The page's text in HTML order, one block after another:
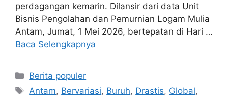
perdagangan kemarin. Dilansir dari data Unit
Bisnis Pengolahan dan Pemurnian Logam Mulia
Antam, Jumat, 1 Mei 2026, bertepatan di Hari …
Baca Selengkapnya
Kategori
Berita populer
Tag
Antam, Bervariasi, Buruh, Drastis, Global,